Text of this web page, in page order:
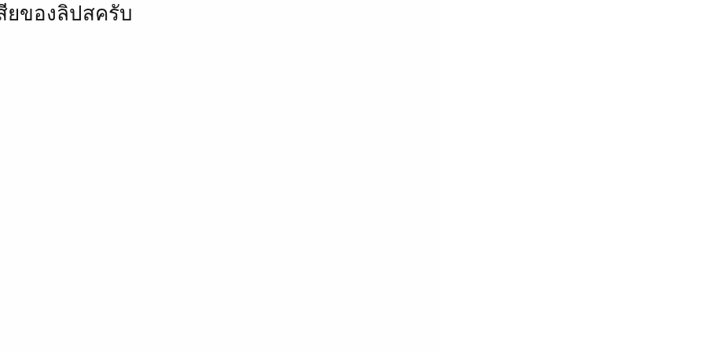
ยของลิปสครับ